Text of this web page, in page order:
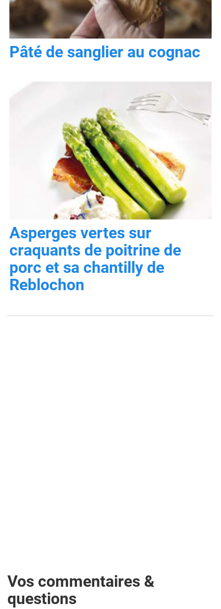
Pâté de sanglier au cognac
Asperges vertes sur
craquants de poitrine de
porc et sa chantilly de
Reblochon
Vos commentaires &
questions